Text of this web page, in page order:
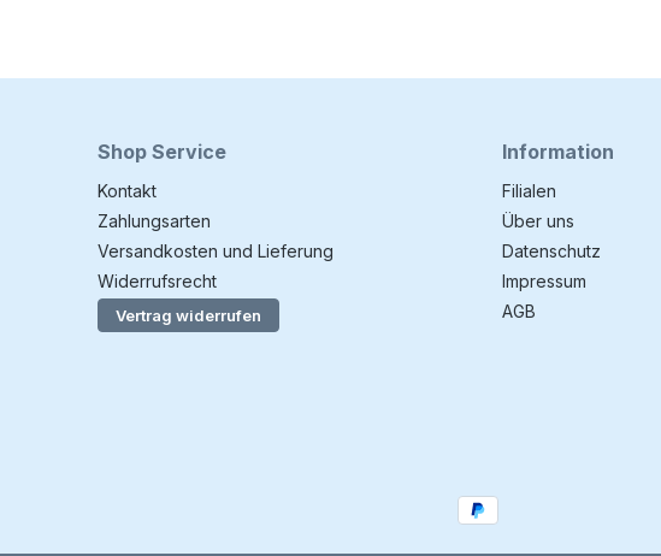
Shop Service
Kontakt
Zahlungsarten
Versandkosten und Lieferung
Widerrufsrecht
Vertrag widerrufen
Information
Filialen
Über uns
Datenschutz
Impressum
AGB